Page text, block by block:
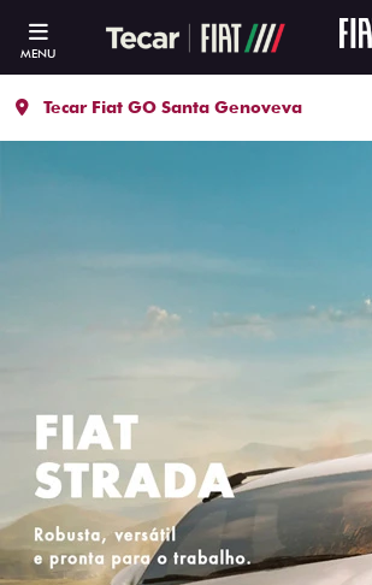
MENU
Tecar Fiat GO Santa Genoveva